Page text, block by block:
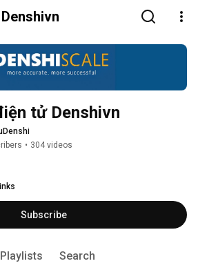
tử Denshivn
• 304 videos
Subscribe
Playlists Search